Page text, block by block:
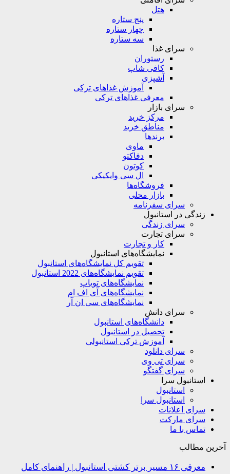
هتل
پنج ستاره
چهار ستاره
سه ستاره
سرای غذا
رستوران
کافی شاپ
آشپزی
آموزش غذاهای ترکی
معرفی غذاهای ترکی
سرای بازار
مرکز خرید
مناطق خرید
برندها
ماوی
دفاکتو
کوتون
ال سی وایکیکی
فروشگاه‌ها
بازار محلی
سرای سفرنامه
زندگی در استانبول
سرای زندگی
سرای تجارت
کار و تجارت
نمایشگاه‌های استانبول
تقویم کل نمایشگاه‌های استانبول
تقویم نمایشگاه‌های 2022 استانبول
نمایشگاه‌های تویاپ
نمایشگاه‌های آی اف ام
نمایشگاه‌های سی ان آر
سرای دانش
دانشگاه‌های استانبول
تحصیل در استانبول
آموزش ترکی استانبولی
سرای دانلود
سرای تی وی
سرای گفتگو
استانبول سرا
استانبول
استانبول سرا
سرای اعلانات
سرای مارکت
تماس با ما
مطالب
معرفی ۱۶ مسیر برتر کشتی استانبول | راهنمای کامل